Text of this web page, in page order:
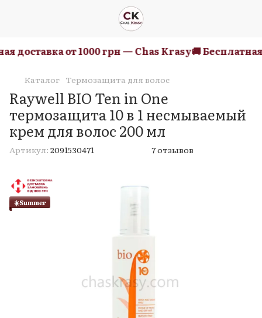
доставка от 1000 грн — Chas Krasy🚚 Бесплатная
Каталог Термозащита для волос
Raywell BIO Ten in One
термозащита 10 в 1 несмываемый
крем для волос 200 мл
Артикул: 2091530471 7 отзывов
☀️Summer